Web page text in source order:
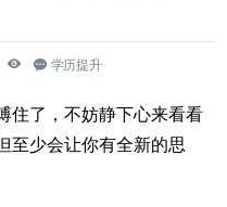
学历提升
住了，不妨静下心来看看
至少会让你有全新的思